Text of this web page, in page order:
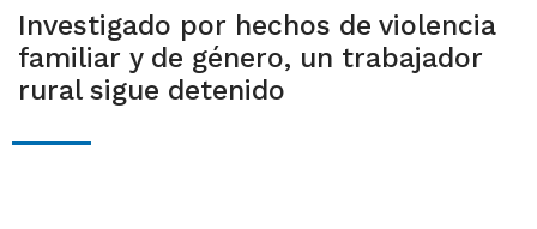
Investigado por hechos de violencia
familiar y de género, un trabajador
rural sigue detenido